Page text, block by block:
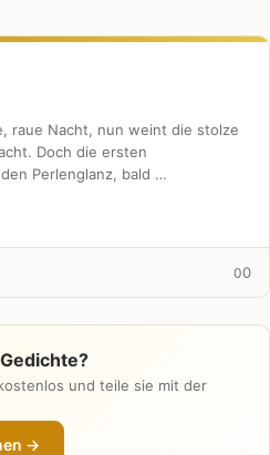
raue Nacht, nun weint die stolze
Doch die ersten
Perlenglanz, bald …
00
und teile sie mit der
→